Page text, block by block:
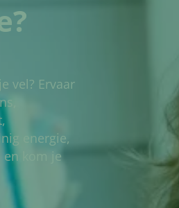
vel? Ervaar
energie,
kom je